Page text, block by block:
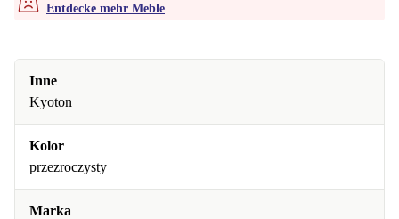
Entdecke mehr Meble
Inne
Kyoton
Kolor
przezroczysty
Marka